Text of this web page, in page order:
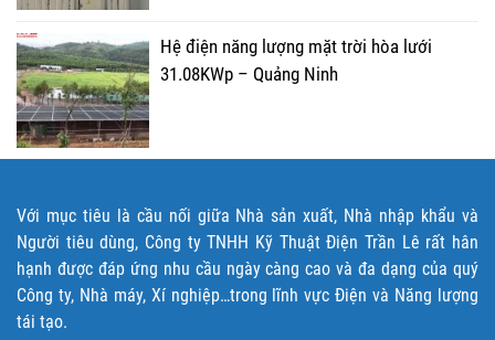
Hệ điện năng lượng mặt trời hòa lưới
31.08KWp – Quảng Ninh
Với mục tiêu là cầu nối giữa Nhà sản xuất, Nhà nhập khẩu và
Người tiêu dùng, Công ty TNHH Kỹ Thuật Điện Trần Lê rất hân
hạnh được đáp ứng nhu cầu ngày càng cao và đa dạng của quý
Công ty, Nhà máy, Xí nghiệp…trong lĩnh vực Điện và Năng lượng
tái tạo.